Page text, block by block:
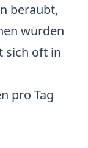
beraubt,
würden
sich oft in
pro Tag